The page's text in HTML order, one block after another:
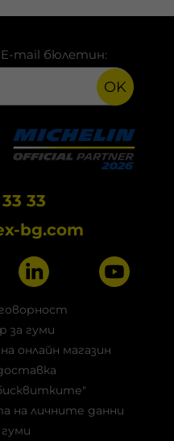
mail бюлетин:
OK
33
bg.com
за гуми
онлайн магазин
на личните данни